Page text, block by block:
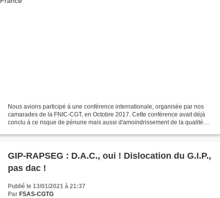
Nous avions participé à une conférence internationale, organisée par nos
camarades de la FNIC-CGT, en Octobre 2017. Cette conférence avait déjà
conclu à ce risque de pénurie mais aussi d'amoindrissement de la qualité
GIP-RAPSEG : D.A.C., oui ! Dislocation du G.I.P.,
pas dac !
Publié le 13/01/2021 à 21:37
Par FSAS-CGTG